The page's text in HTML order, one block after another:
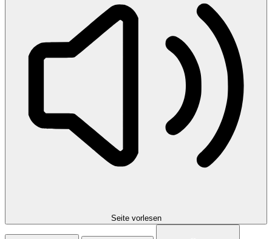
Seite vorlesen